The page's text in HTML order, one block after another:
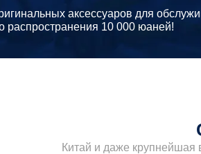
аксессуаров для
распространения 10 000 юаней!
Китай и даже крупнейшая